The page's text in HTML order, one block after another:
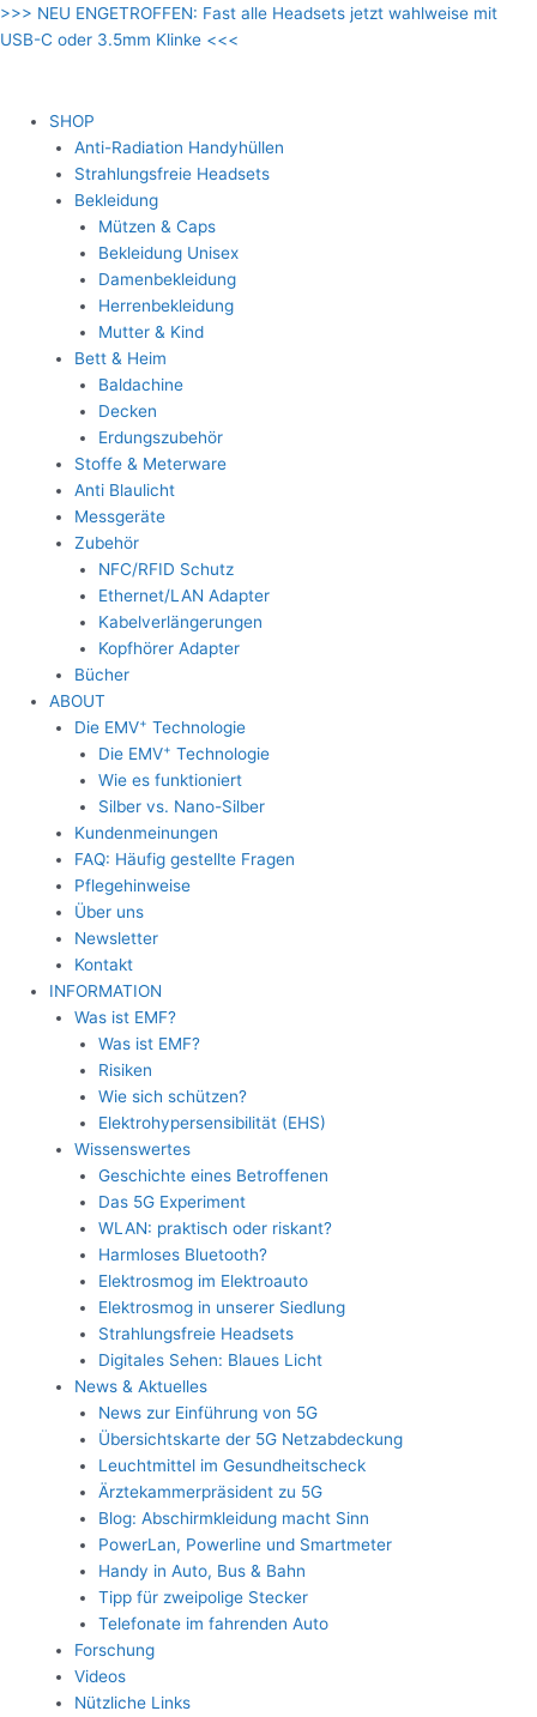
Zum
Inhalt
>>> NEU ENGETROFFEN: Fast alle Headsets jetzt wahlweise mit
USB-C oder 3.5mm Klinke <<<
SHOP
Anti-Radiation Handyhüllen
Strahlungsfreie Headsets
Bekleidung
Mützen & Caps
Bekleidung Unisex
Damenbekleidung
Herrenbekleidung
Mutter & Kind
Bett & Heim
Baldachine
Decken
Erdungszubehör
Stoffe & Meterware
Anti Blaulicht
Messgeräte
Zubehör
NFC/RFID Schutz
Ethernet/LAN Adapter
Kabelverlängerungen
Kopfhörer Adapter
Bücher
ABOUT
Die EMV+ Technologie
Die EMV+ Technologie
Wie es funktioniert
Silber vs. Nano-Silber
Kundenmeinungen
FAQ: Häufig gestellte Fragen
Pflegehinweise
Über uns
Newsletter
Kontakt
INFORMATION
Was ist EMF?
Was ist EMF?
Risiken
Wie sich schützen?
Elektrohypersensibilität (EHS)
Wissenswertes
Geschichte eines Betroffenen
Das 5G Experiment
WLAN: praktisch oder riskant?
Harmloses Bluetooth?
Elektrosmog im Elektroauto
Elektrosmog in unserer Siedlung
Strahlungsfreie Headsets
Digitales Sehen: Blaues Licht
News & Aktuelles
News zur Einführung von 5G
Übersichtskarte der 5G Netzabdeckung
Leuchtmittel im Gesundheitscheck
Ärztekammerpräsident zu 5G
Blog: Abschirmkleidung macht Sinn
PowerLan, Powerline und Smartmeter
Handy in Auto, Bus & Bahn
Tipp für zweipolige Stecker
Telefonate im fahrenden Auto
Forschung
Videos
Nützliche Links